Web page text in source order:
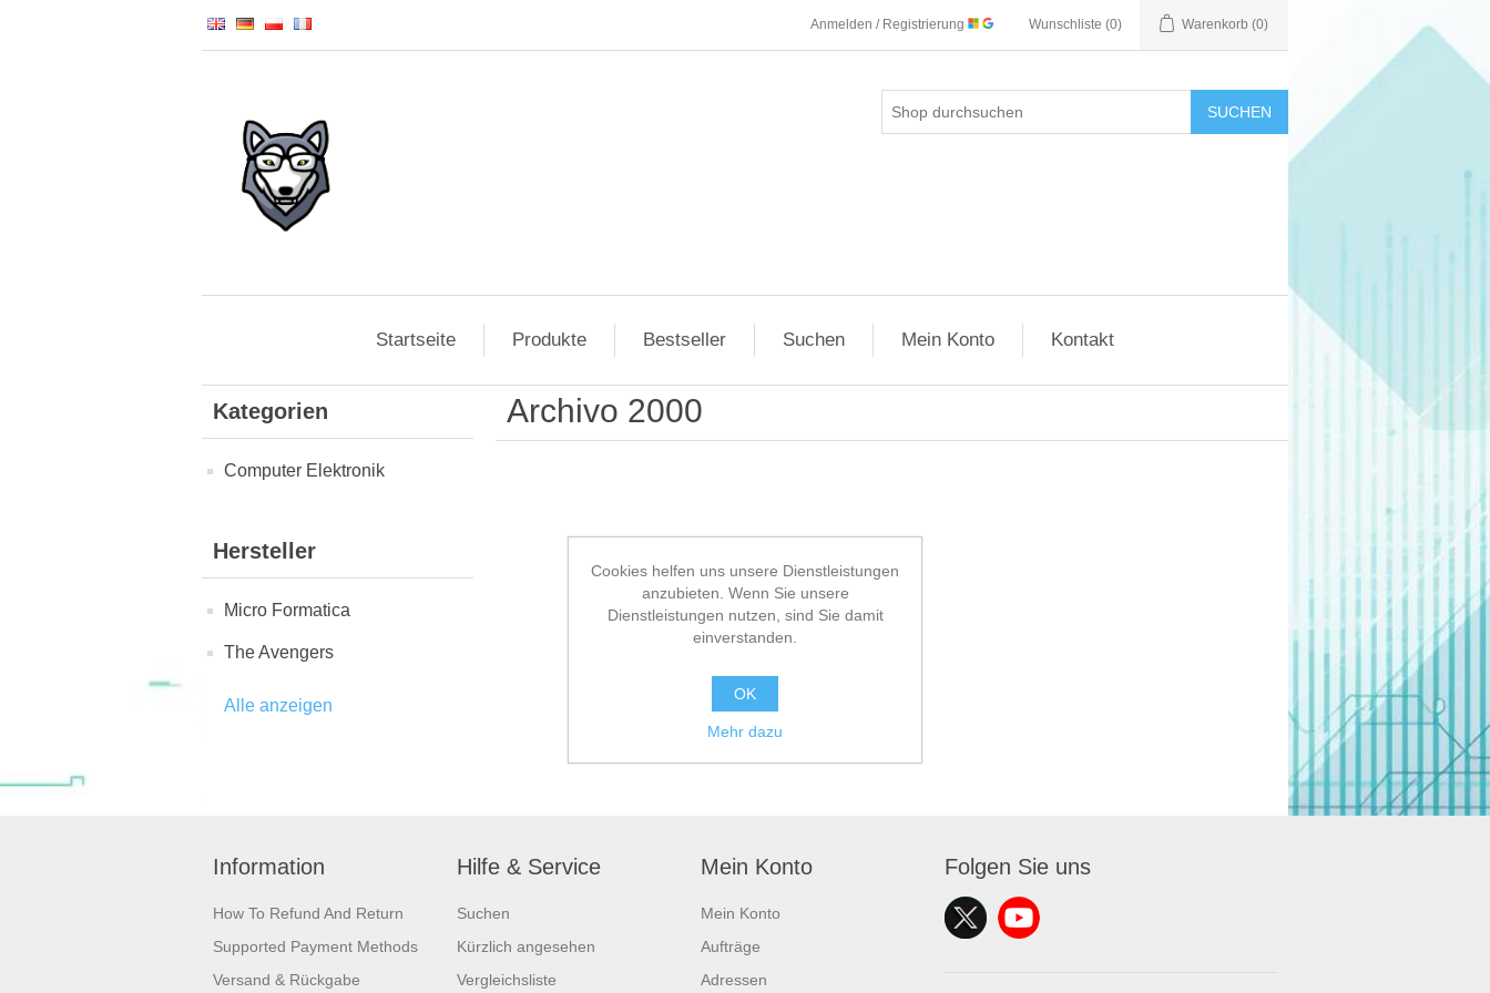
Anmelden / Registrierung Wunschliste (0) Warenkorb (0)
SUCHEN
Startseite Produkte Bestseller Suchen Mein Konto Kontakt
Kategorien
Computer Elektronik
Hersteller
Micro Formatica
The Avengers
Alle anzeigen
Archivo 2000
Information
How To Refund And Return
Supported Payment Methods
Versand & Rückgabe
Hilfe & Service
Suchen
Kürzlich angesehen
Vergleichsliste
Mein Konto
Mein Konto
Aufträge
Adressen
Folgen Sie uns
Cookies helfen uns unsere Dienstleistungen
anzubieten. Wenn Sie unsere
Dienstleistungen nutzen, sind Sie damit
einverstanden.
OK
Mehr dazu